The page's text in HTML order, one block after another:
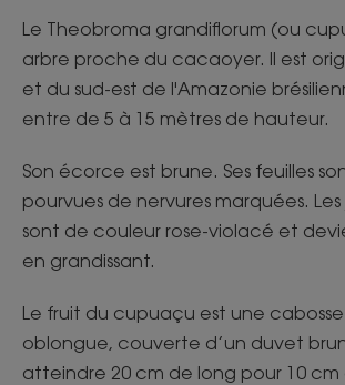
​Le Theobroma grandiflorum (ou
arbre proche du cacaoyer. Il est
et du sud-est de l'Amazonie
entre de 5 à 15 mètres de hauteur.​
​Son écorce est brune. Ses feuilles
pourvues de nervures marquées.
sont de couleur rose-violacé et
en grandissant.​
​Le fruit du cupuaçu est une
oblongue, couverte d’un duvet
atteindre 20 cm de long pour 10